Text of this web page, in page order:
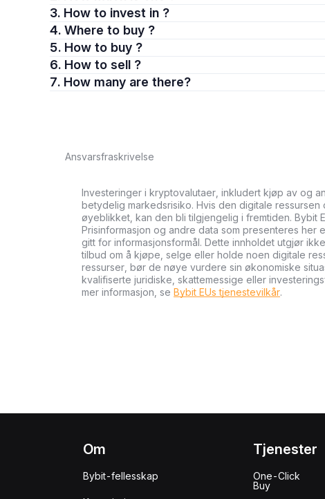
3. How to invest in ?
4. Where to buy ?
5. How to buy ?
6. How to sell ?
7. How many are there?
Ansvarsfraskrivelse
Investeringer i kryptovalutaer, inkludert kjøp av og
betydelig markedsrisiko. Hvis den digitale
øyeblikket, kan den bli tilgjengelig i fremtiden. Bybit
Prisinformasjon og andre data som presenteres
gitt for informasjonsformål. Dette innholdet utgjør
tilbud om å kjøpe, selge eller holde noen digitale
ressurser, bør de nøye vurdere sin økonomiske
kvalifiserte juridiske, skattemessige eller
mer informasjon, se Bybit EUs tjenestevilkår.
Om
Bybit-fellesskap
Tjenester
One-Click
Buy